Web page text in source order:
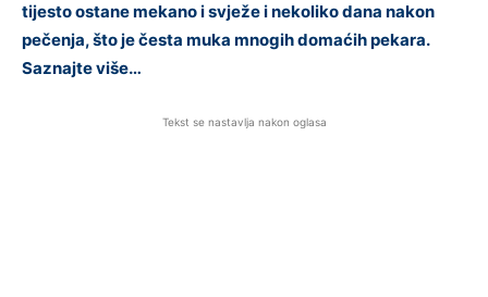
tijesto ostane mekano i svježe i nekoliko dana nakon
pečenja, što je česta muka mnogih domaćih pekara.
Saznajte više…
Tekst se nastavlja nakon oglasa